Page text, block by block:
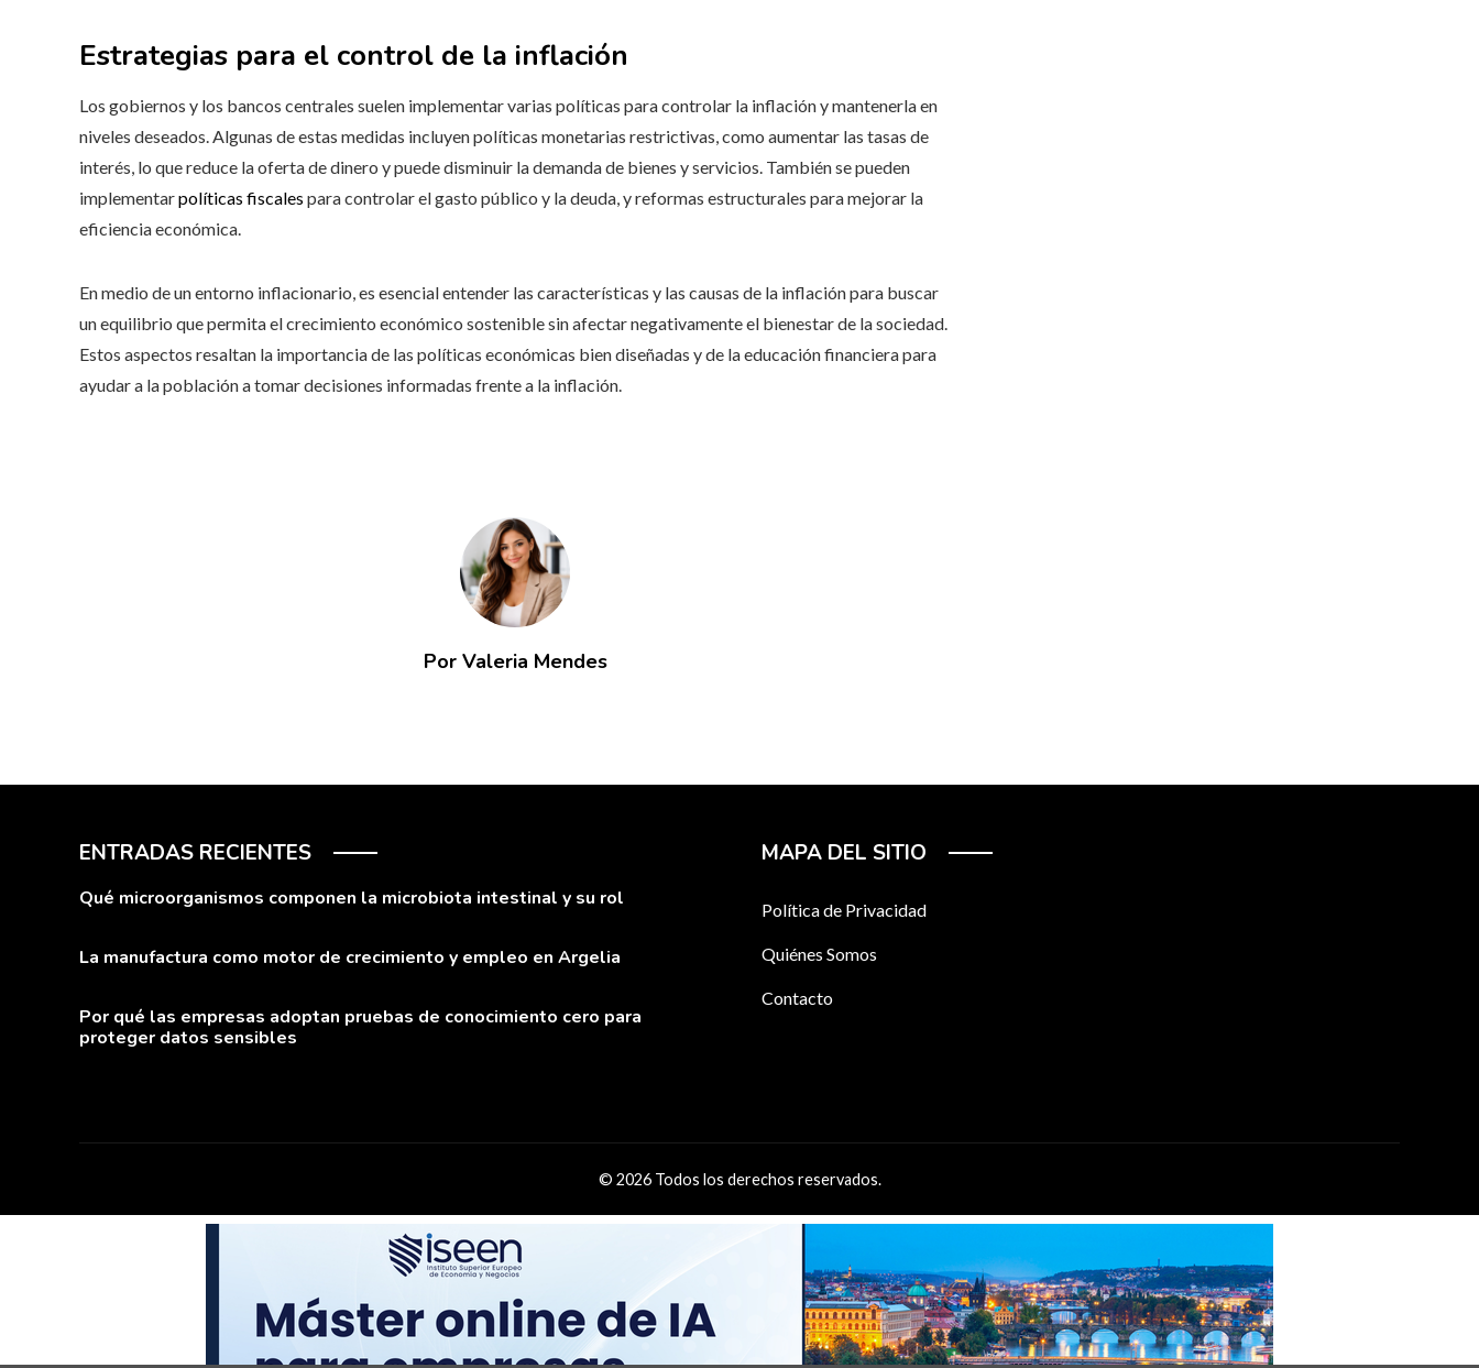
Estrategias para el control de la inflación
Los gobiernos y los bancos centrales suelen implementar varias políticas para controlar la inflación y mantenerla en
niveles deseados. Algunas de estas medidas incluyen políticas monetarias restrictivas, como aumentar las tasas de
interés, lo que reduce la oferta de dinero y puede disminuir la demanda de bienes y servicios. También se pueden
implementarpolíticas fiscales para controlar el gasto público y la deuda, y reformas estructurales para mejorar la
eficiencia económica.
En medio de un entorno inflacionario, es esencial entender las características y las causas de la inflación para buscar
un equilibrio que permita el crecimiento económico sostenible sin afectar negativamente el bienestar de la sociedad.
Estos aspectos resaltan la importancia de las políticas económicas bien diseñadas y de la educación financiera para
ayudar a la población a tomar decisiones informadas frente a la inflación.
Por Valeria Mendes
ENTRADAS RECIENTES
Qué microorganismos componen la microbiota intestinal y su rol
La manufactura como motor de crecimiento y empleo en Argelia
Por qué las empresas adoptan pruebas de conocimiento cero para
proteger datos sensibles
MAPA DEL SITIO
Política de Privacidad
Quiénes Somos
Contacto
© 2026 Todos los derechos reservados.